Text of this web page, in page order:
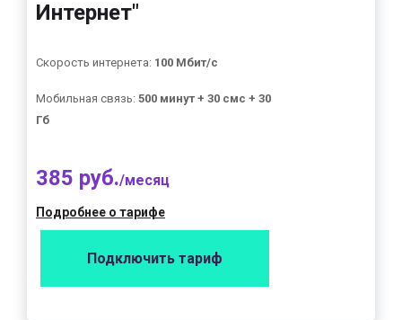
Интернет"
Скорость интернета: 100 Мбит/с
Мобильная связь: 500 минут + 30 смс + 30
Гб
385 руб./месяц
Подробнее о тарифе
Подключить тариф